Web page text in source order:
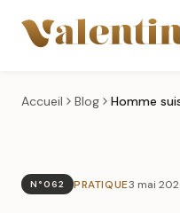
Accueil Blog
N°062 PRATIQUE3 mai